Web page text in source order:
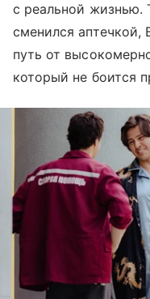
с реальной жизнью.
сменился аптечкой,
путь от
который не боится